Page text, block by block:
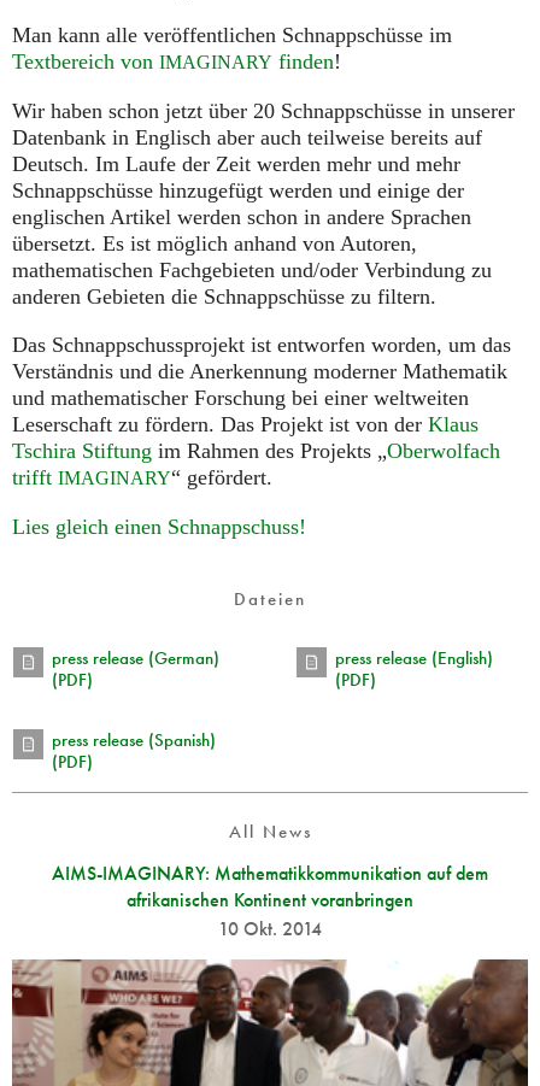
Man kann alle veröffentlichen Schnappschüsse im
Textbereich von IMAGINARY finden!
Wir haben schon jetzt über 20 Schnappschüsse in unserer
Datenbank in Englisch aber auch teilweise bereits auf
Deutsch. Im Laufe der Zeit werden mehr und mehr
Schnappschüsse hinzugefügt werden und einige der
englischen Artikel werden schon in andere Sprachen
übersetzt. Es ist möglich anhand von Autoren,
mathematischen Fachgebieten und/oder Verbindung zu
anderen Gebieten die Schnappschüsse zu filtern.
Das Schnappschussprojekt ist entworfen worden, um das
Verständnis und die Anerkennung moderner Mathematik
und mathematischer Forschung bei einer weltweiten
Leserschaft zu fördern. Das Projekt ist von der Klaus
Tschira Stiftung im Rahmen des Projekts „Oberwolfach
trifft IMAGINARY“ gefördert.
Lies gleich einen Schnappschuss!
Dateien
press release (German)
(PDF)
press release (English)
(PDF)
press release (Spanish)
(PDF)
All News
AIMS-IMAGINARY: Mathematikkommunikation auf dem
afrikanischen Kontinent voranbringen
10 Okt. 2014